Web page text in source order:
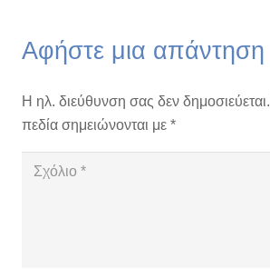
Αφήστε μια απάντηση
Η ηλ. διεύθυνση σας δεν δημοσιεύεται.
πεδία σημειώνονται με *